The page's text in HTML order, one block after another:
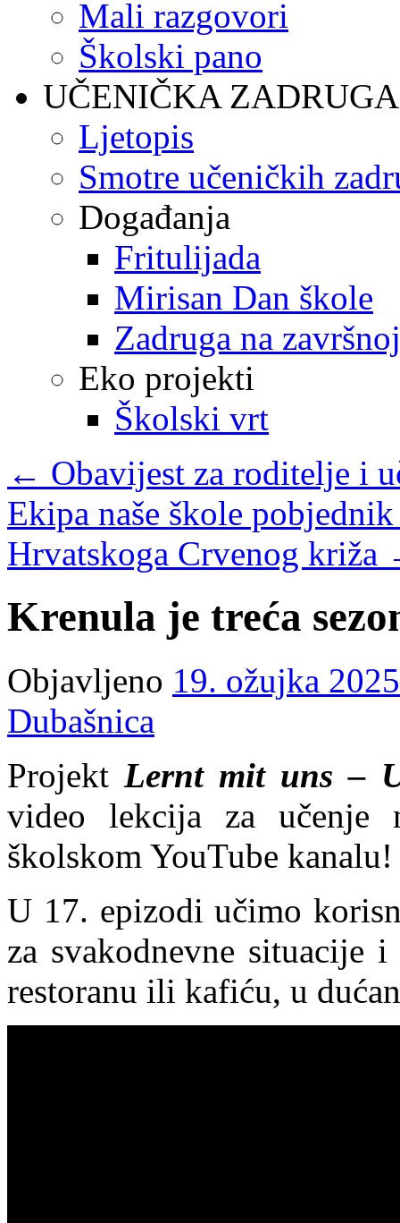
Mali razgovori
Školski pano
UČENIČKA ZADRUGA
Ljetopis
Smotre učeničkih
Događanja
Fritulijada
Mirisan Dan škole
Zadruga na
Eko projekti
Školski vrt
← Obavijest za roditelje i
Ekipa naše škole
Hrvatskoga Crvenog križa
Krenula je treća
Objavljeno 19. ožujka
Dubašnica
Projekt Lernt mit uns –
video lekcija za učenje
školskom YouTube kanalu!
U 17. epizodi učimo
za svakodnevne situacije
restoranu ili kafiću, u